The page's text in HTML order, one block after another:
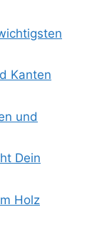
Kanten
und
Dein
Holz